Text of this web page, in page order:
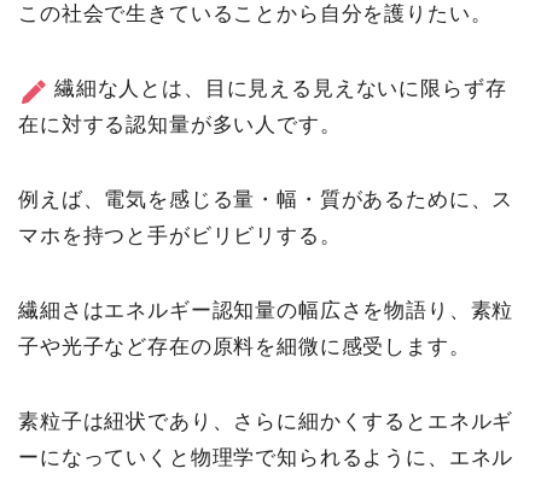
この社会で生きていることから自分を護りたい。
繊細な人とは、目に見える見えないに限らず存
在に対する認知量が多い人です。
例えば、電気を感じる量・幅・質があるために、ス
マホを持つと手がビリビリする。
繊細さはエネルギー認知量の幅広さを物語り、素粒
子や光子など存在の原料を細微に感受します。
素粒子は紐状であり、さらに細かくするとエネルギ
ーになっていくと物理学で知られるように、エネル